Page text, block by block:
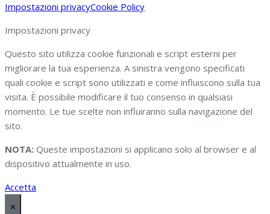
Impostazioni privacyCookie Policy
Impostazioni privacy
Questo sito utilizza cookie funzionali e script esterni per
migliorare la tua esperienza. A sinistra vengono specificati
quali cookie e script sono utilizzati e come influiscono sulla tua
visita. È possibile modificare il tuo consenso in qualsiasi
momento. Le tue scelte non influiranno sulla navigazione del
sito.
NOTA: Queste impostazioni si applicano solo al browser e al
dispositivo attualmente in uso.
Accetta
✕